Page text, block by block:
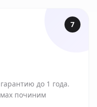
7
до 1 года.
починим